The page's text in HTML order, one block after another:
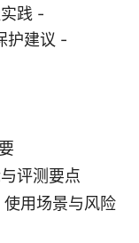
践 -
护建议 -
评测要点
用场景与风险